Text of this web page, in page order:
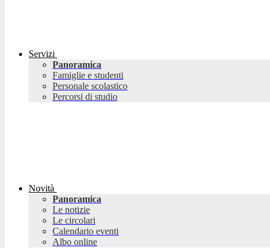
Servizi
Panoramica
Famiglie e studenti
Personale scolastico
Percorsi di studio
Novità
Panoramica
Le notizie
Le circolari
Calendario eventi
Albo online